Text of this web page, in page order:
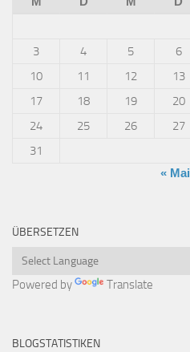
3
4 5 6
10
11 12 13
17
18 19 20
24
25 26 27
31
« Mai
ÜBERSETZEN
Powered by Translate
BLOGSTATISTIKEN